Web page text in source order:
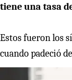
tiene una tasa
Estos fueron los
cuando padeció